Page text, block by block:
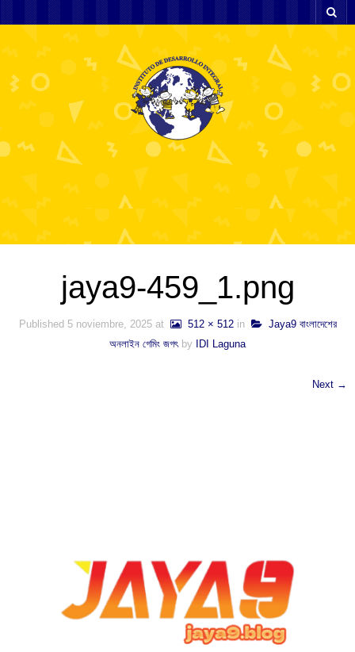
jaya9-459_1.png
Published 5 noviembre, 2025at 512 × 512in
Jaya9 বাংলাদেশের
অনলাইন গেমিং জগৎby IDI Laguna
Next →